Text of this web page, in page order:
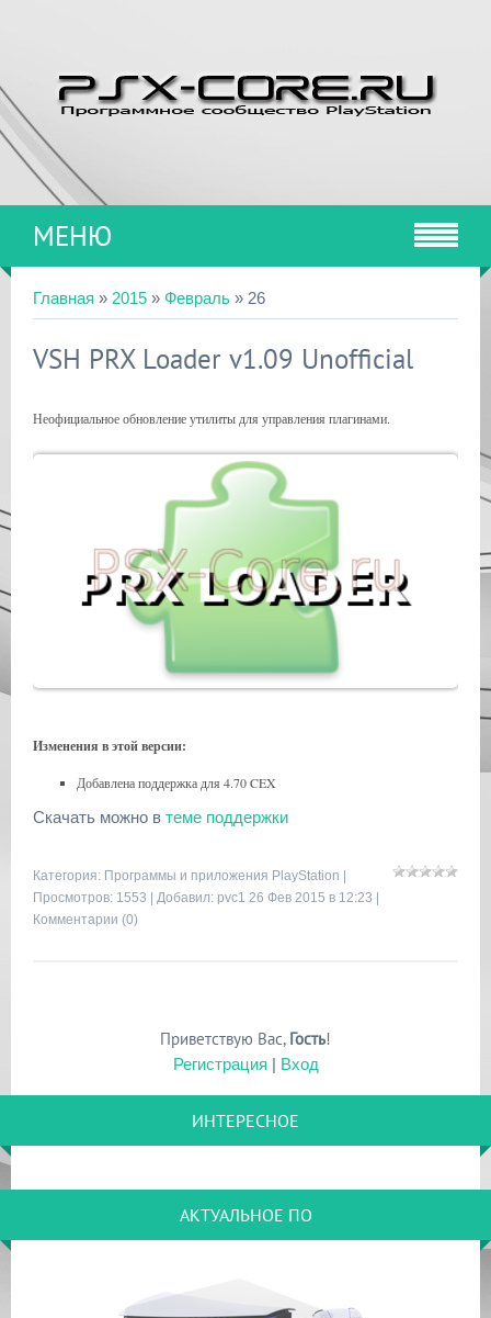
МЕНЮ
Главная » 2015 » Февраль » 26
VSH PRX Loader v1.09 Unofficial
Неофициальное обновление утилиты для управления плагинами.
Изменения в этой версии:
Добавлена поддержка для 4.70 CEX
Скачать можно в теме поддержки
Категория: Программы и приложения PlayStation
Просмотров: 1553 | Добавил: pvc1 26 Фев 2015 в 12:23 |
Комментарии (0)
Приветствую Вас, Гость!
Регистрация | Вход
ИНТЕРЕСНОЕ
АКТУАЛЬНОЕ ПО